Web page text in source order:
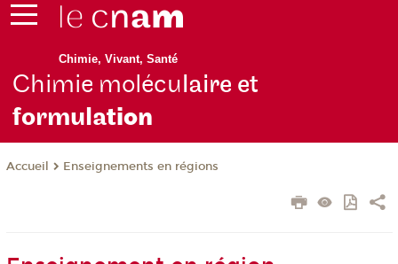
Chimie, Vivant, Santé
Chimie moléculaire et
formulation
Accueil Enseignements en régions